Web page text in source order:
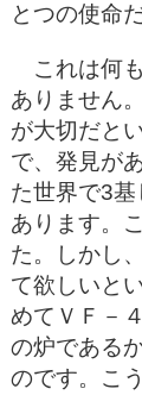
とつの使命
これは何
ありません
が大切だと
で、発見が
た世界で3
あります。
た。しかし
て欲しいと
めてＶＦ－
の炉である
のです。こ